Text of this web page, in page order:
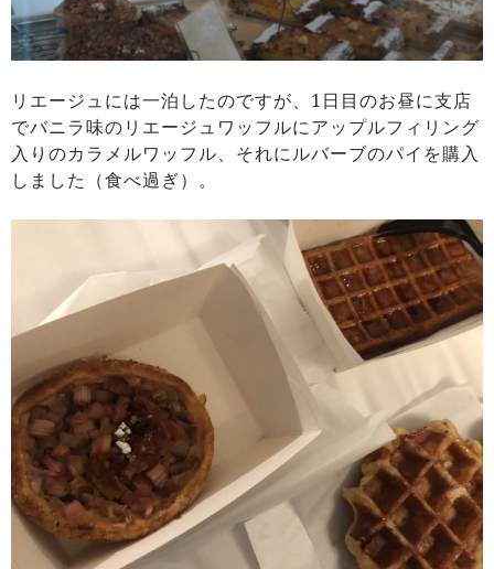
リエージュには一泊したのですが、1日目のお昼に支店
でバニラ味のリエージュワッフルにアップルフィリング
入りのカラメルワッフル、それにルバーブのパイを購入
しました（食べ過ぎ）。